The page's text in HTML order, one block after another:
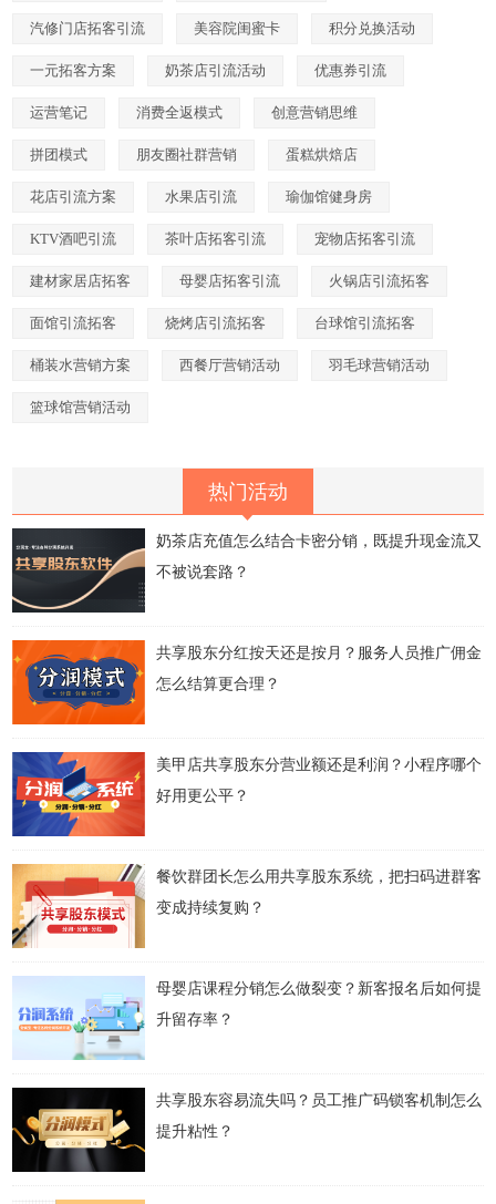
汽修门店拓客引流 美容院闺蜜卡 积分兑换活动
一元拓客方案 奶茶店引流活动 优惠券引流
运营笔记 消费全返模式 创意营销思维
拼团模式 朋友圈社群营销 蛋糕烘焙店
花店引流方案 水果店引流 瑜伽馆健身房
KTV酒吧引流 茶叶店拓客引流 宠物店拓客引流
建材家居店拓客 母婴店拓客引流 火锅店引流拓客
面馆引流拓客 烧烤店引流拓客 台球馆引流拓客
桶装水营销方案 西餐厅营销活动 羽毛球营销活动
篮球馆营销活动
热门活动
奶茶店充值怎么结合卡密分销，既提升现金流又
不被说套路？
共享股东分红按天还是按月？服务人员推广佣金
怎么结算更合理？
美甲店共享股东分营业额还是利润？小程序哪个
好用更公平？
餐饮群团长怎么用共享股东系统，把扫码进群客
变成持续复购？
母婴店课程分销怎么做裂变？新客报名后如何提
升留存率？
共享股东容易流失吗？员工推广码锁客机制怎么
提升粘性？